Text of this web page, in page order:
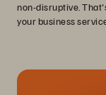
non-disruptive.
your business